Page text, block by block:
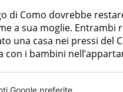
di Como dovrebbe
a sua moglie. Entrambi
una casa nei pressi del
con i bambini